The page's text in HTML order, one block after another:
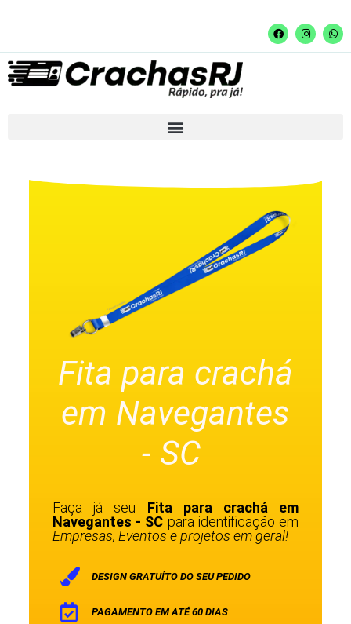
Fita para crachá
em Navegantes
- SC
Faça já seu Fita para crachá em
Navegantes - SC para identificação em
Empresas, Eventos e projetos em geral!
DESIGN GRATUÍTO DO SEU PEDIDO
PAGAMENTO EM ATÉ 60 DIAS